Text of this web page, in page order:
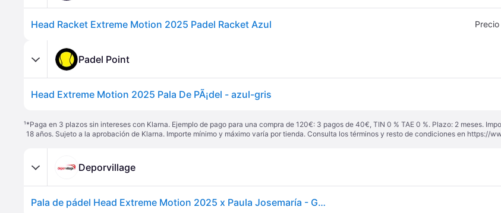
Head Racket Extreme Motion 2025 Padel Racket Azul
Padel Point
Head Extreme Motion 2025 Pala De PÃ¡del - azul-gris
¹*Paga en 3 plazos sin intereses con Klarna. Ejemplo de pago para una compra de 120€: 3 pagos de 40€, TIN 0 % TAE 0 %. Plazo: 2 meses.
18 años. Sujeto a la aprobación de Klarna. Importe mínimo y máximo varía por tienda. Consulta los términos y resto de condiciones en https://
Deporvillage
Pala de pádel Head Extreme Motion 2025 x Paula Josemaría - Grey